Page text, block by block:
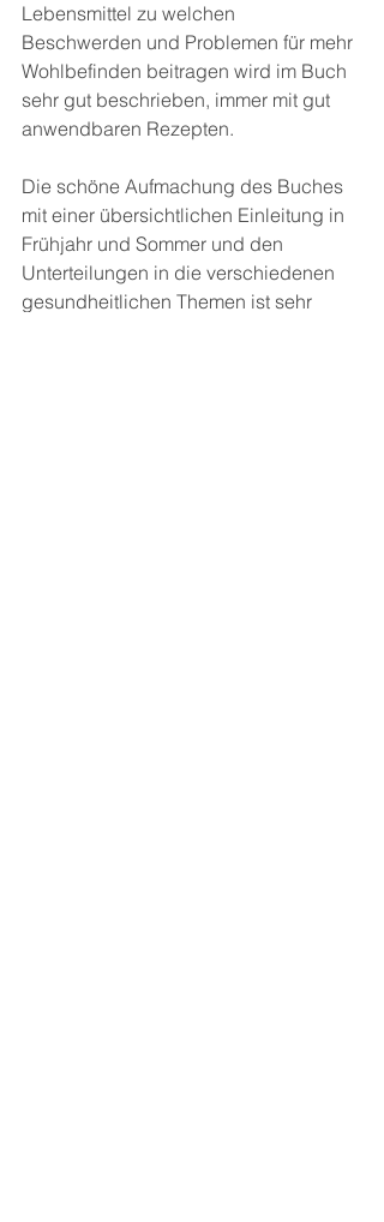
Lebensmittel zu welchen
Beschwerden und Problemen für mehr
Wohlbefinden beitragen wird im Buch
sehr gut beschrieben, immer mit gut
anwendbaren Rezepten.
Die schöne Aufmachung des Buches
mit einer übersichtlichen Einleitung in
Frühjahr und Sommer und den
Unterteilungen in die verschiedenen
gesundheitlichen Themen ist sehr